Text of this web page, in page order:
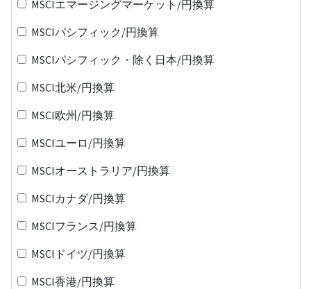
MSCIエマージングマーケット/円換算
MSCIパシフィック/円換算
MSCIパシフィック・除く日本/円換算
MSCI北米/円換算
MSCI欧州/円換算
MSCIユーロ/円換算
MSCIオーストラリア/円換算
MSCIカナダ/円換算
MSCIフランス/円換算
MSCIドイツ/円換算
MSCI香港/円換算